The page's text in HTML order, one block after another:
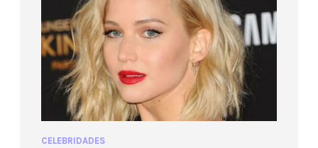
CELEBRIDADES